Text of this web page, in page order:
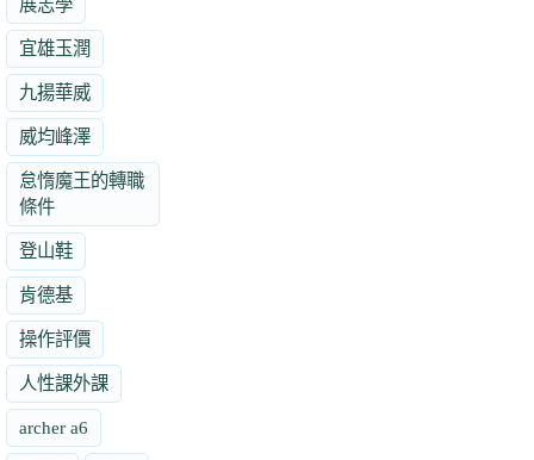
展志學
宜雄玉潤
九揚華威
威均峰澤
怠惰魔王的轉職
條件
登山鞋
肯德基
操作評價
人性課外課
archer a6